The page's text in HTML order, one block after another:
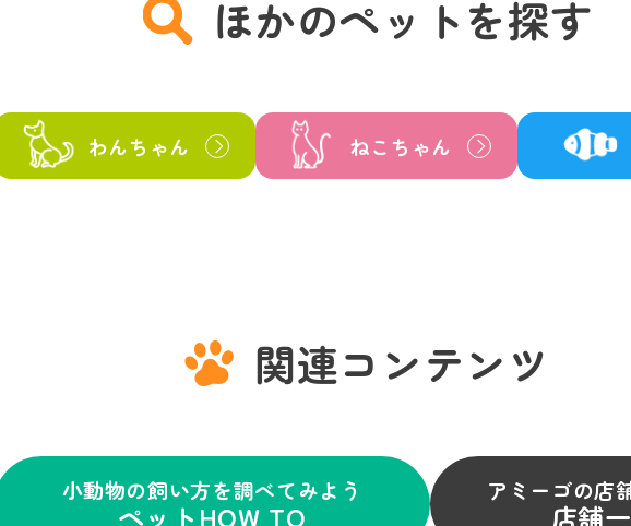
ほかのペットを探す
わんちゃん ねこちゃん
関連コンテンツ
小動物の飼い方を調べてみよう
ペットHOW TO
アミーゴの店
店舗